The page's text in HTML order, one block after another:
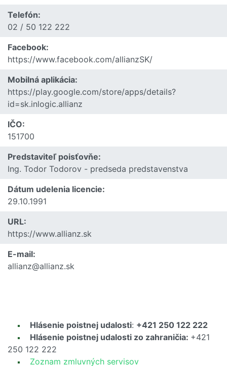
Telefón:
02 / 50 122 222
Facebook:
https://www.facebook.com/allianzSK/
Mobilná aplikácia:
https://play.google.com/store/apps/details?
id=sk.inlogic.allianz
IČO:
151700
Predstaviteľ poisťovňe:
Ing. Todor Todorov - predseda predstavenstva
Dátum udelenia licencie:
29.10.1991
URL:
https://www.allianz.sk
E-mail:
allianz@allianz.sk
Hlásenie poistnej udalosti: +421 250 122 222
Hlásenie poistnej udalosti zo zahraničia: +421
250 122 222
Zoznam zmluvných servisov